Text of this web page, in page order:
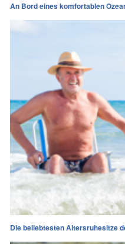
An Bord eines komfortablen
Die beliebtesten Altersruhesitze